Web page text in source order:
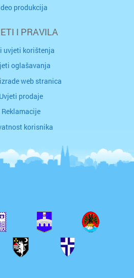
produkcija
I PRAVILA
uvjeti korištenja
oglašavanja
web stranica
Uvjeti prodaje
Reklamacije
korisnika